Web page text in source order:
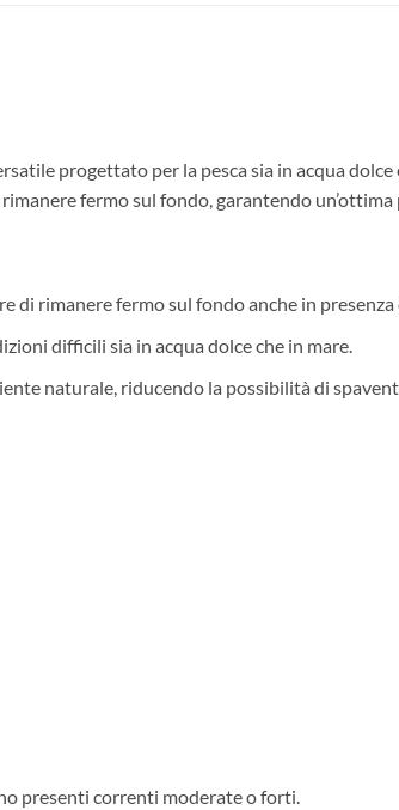
progettato per la pesca sia in acqua
fermo sul fondo, garantendo un’ottima
di rimanere fermo sul fondo anche in
difficili sia in acqua dolce che in mare.
naturale, riducendo la possibilità di
presenti correnti moderate o forti.